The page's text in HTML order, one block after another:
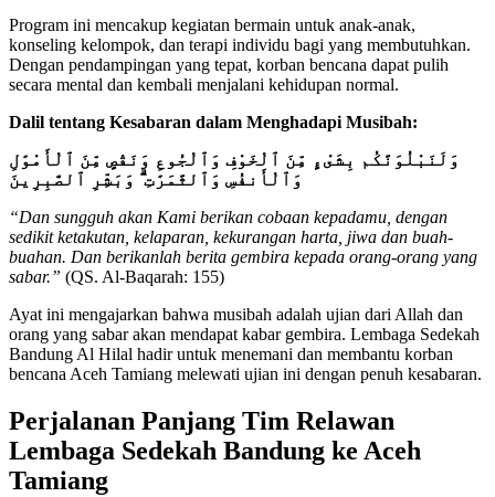
Program ini mencakup kegiatan bermain untuk anak-anak,
konseling kelompok, dan terapi individu bagi yang membutuhkan.
Dengan pendampingan yang tepat, korban bencana dapat pulih
secara mental dan kembali menjalani kehidupan normal.
Dalil tentang Kesabaran dalam Menghadapi Musibah:
وَلَنَبْلُوَنَّكُم بِشَىْءٍ مِّنَ ٱلْخَوْفِ وَٱلْجُوعِ وَنَقْصٍ مِّنَ ٱلْأَمْوَٰلِ
وَٱلْأَنفُسِ وَٱلثَّمَرَٰتِ ۗ وَبَشِّرِ ٱلصَّٰبِرِينَ
“Dan sungguh akan Kami berikan cobaan kepadamu, dengan
sedikit ketakutan, kelaparan, kekurangan harta, jiwa dan buah-
buahan. Dan berikanlah berita gembira kepada orang-orang yang
sabar.” (QS. Al-Baqarah: 155)
Ayat ini mengajarkan bahwa musibah adalah ujian dari Allah dan
orang yang sabar akan mendapat kabar gembira. Lembaga Sedekah
Bandung Al Hilal hadir untuk menemani dan membantu korban
bencana Aceh Tamiang melewati ujian ini dengan penuh kesabaran.
Perjalanan Panjang Tim Relawan
Lembaga Sedekah Bandung ke Aceh
Tamiang